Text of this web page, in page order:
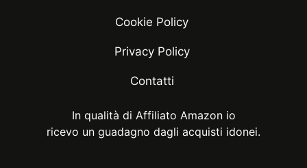
Cookie Policy
Privacy Policy
Contatti
In qualità di Affiliato Amazon io
ricevo un guadagno dagli acquisti idonei.